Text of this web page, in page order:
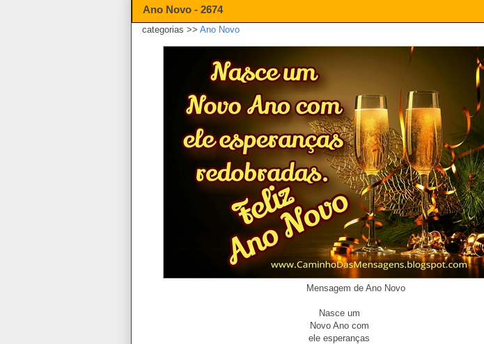
Ano Novo - 2674
categorias >> Ano Novo
Mensagem de Ano Novo
Nasce um
Novo Ano com
ele esperanças